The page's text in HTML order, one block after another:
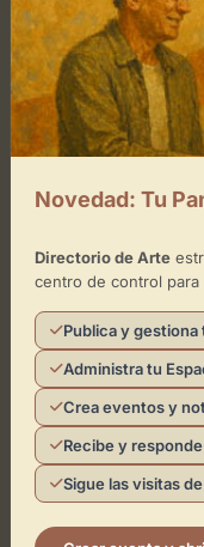
Arqueología Arte
Museo
Almería
Arte antiguo Arte
Museo
Museo de Arte
Novedad: Tu
Directorio de Arte
centro de control
Publica y gestiona
Administra tu
Crea eventos y
Recibe y
Sigue las visitas